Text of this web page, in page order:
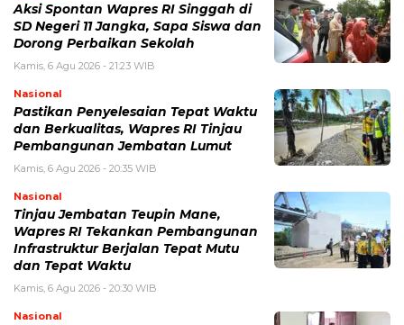
Aksi Spontan Wapres RI Singgah di
SD Negeri 11 Jangka, Sapa Siswa dan
Dorong Perbaikan Sekolah
Kamis, 6 Agu 2026 - 21:23 WIB
Nasional
Pastikan Penyelesaian Tepat Waktu
dan Berkualitas, Wapres RI Tinjau
Pembangunan Jembatan Lumut
Kamis, 6 Agu 2026 - 20:35 WIB
Nasional
Tinjau Jembatan Teupin Mane,
Wapres RI Tekankan Pembangunan
Infrastruktur Berjalan Tepat Mutu
dan Tepat Waktu
Kamis, 6 Agu 2026 - 20:30 WIB
Nasional